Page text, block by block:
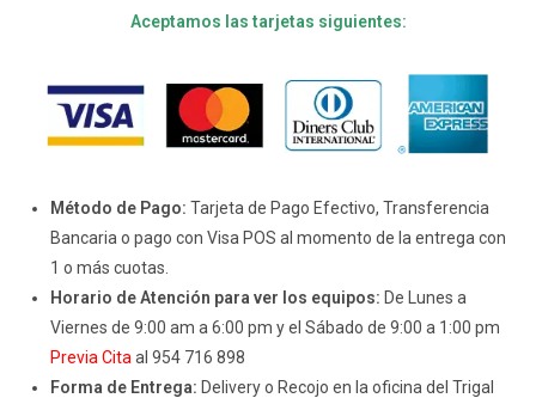
Aceptamos las tarjetas siguientes:
Método de Pago: Tarjeta de Pago Efectivo, Transferencia
Bancaria o pago con Visa POS al momento de la entrega con
1 o más cuotas.
Horario de Atención para ver los equipos: De Lunes a
Viernes de 9:00 am a 6:00 pm y el Sábado de 9:00 a 1:00 pm
Previa Cita al 954 716 898
Forma de Entrega: Delivery o Recojo en la oficina del Trigal